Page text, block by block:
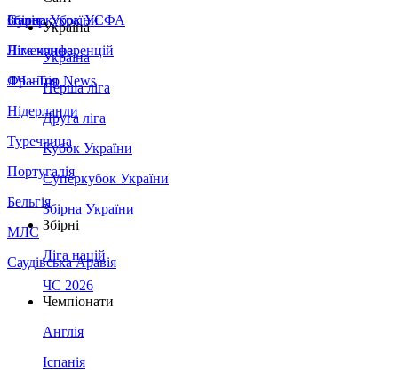
Збірна України
Італія
Німеччина
Франція
Нідерланди
Туреччина
Португалія
Бельгія
МЛС
Саудівська Аравія
Суперкубок УЄФА
Ліга конференцій
ЛЧ - Top News
Україна
Україна
Перша ліга
Друга ліга
Кубок України
Суперкубок України
Збірна України
Збірні
Ліга націй
ЧС 2026
Чемпіонати
Англія
Іспанія